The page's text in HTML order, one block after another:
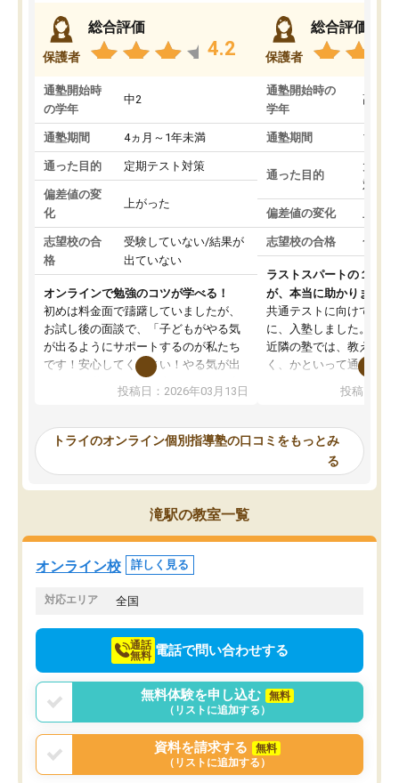
保護者
総合評価
4.2
通塾開始時
の学年
中2
通塾期間 4ヵ月～1年未満
通った目的 定期テスト対策
偏差値の変
化
上がった
志望校の合
格
受験していない/結果が
出ていない
オンラインで勉強のコツが学べる！
初めは料金面で躊躇していましたが、
お試し後の面談で、「子どもがやる気
が出るようにサポートするのが私たち
です！安心してください！やる気が出
ないのは私たち講師の責任です」と言
ってくださり、確かに！と考えて、思
ったんですが、学生の先生から学ぶこ
み、徐々に成績が上がったらいいなと
思っていました。何が今足りないのか
を的確に指導いただき、子どももびっ
くりするほど楽しんでやる気を持って
塾を受けています。狙い通り、少しず
つ成績も上がり、苦手意識も無くなっ
てきたので、さらに苦手な数学も追加
でお願いしました。来年の高校受験に
投稿日：2026年03月13日
保護者
総合評価
通塾開始時の
学年
高3
通塾期間 1～3
通った目的
大学
対策
偏差値の変化
志望校の合格 合格
ラストスパートの１か月
が、本当に助かりました
共通テストに向けての追
に、入塾しました。田舎
近隣の塾では、教えても
く、かといって通うには
可能なので本当に助か
らないところをピンポイ
頂いて、とてもわかり
していました。一生を
スト、多少お金がかかっ
投稿日：
トライのオンライン個別指導塾の口コミをもっとみ
る
滝駅の教室一覧
オンライン校 詳しく見る
対応エリア 全国
通話
無料 電話で問い合わせする
無料体験を申し込む
無料
（リストに追加する）
資料を請求する
無料
（リストに追加する）